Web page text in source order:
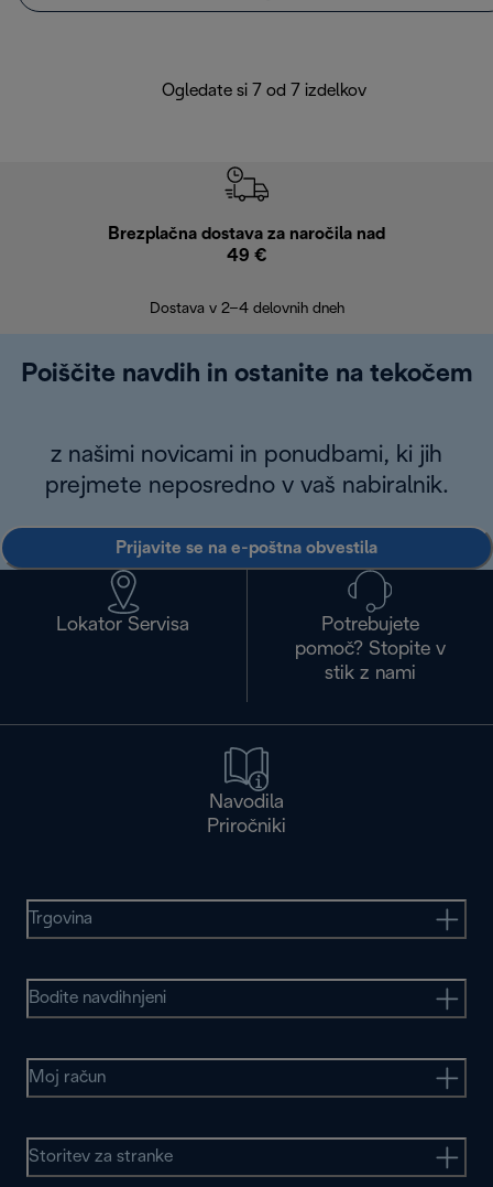
Ogledate si 7 od 7 izdelkov
Brezplačna dostava za naročila nad
49 €
Dostava v 2–4 delovnih dneh
Poiščite navdih in ostanite na tekočem
z našimi novicami in ponudbami, ki jih
prejmete neposredno v vaš nabiralnik.
Prijavite se na e-poštna obvestila
Lokator Servisa
Potrebujete
pomoč? Stopite v
stik z nami
Navodila
Priročniki
Trgovina
Bodite navdihnjeni
Moj račun
Storitev za stranke